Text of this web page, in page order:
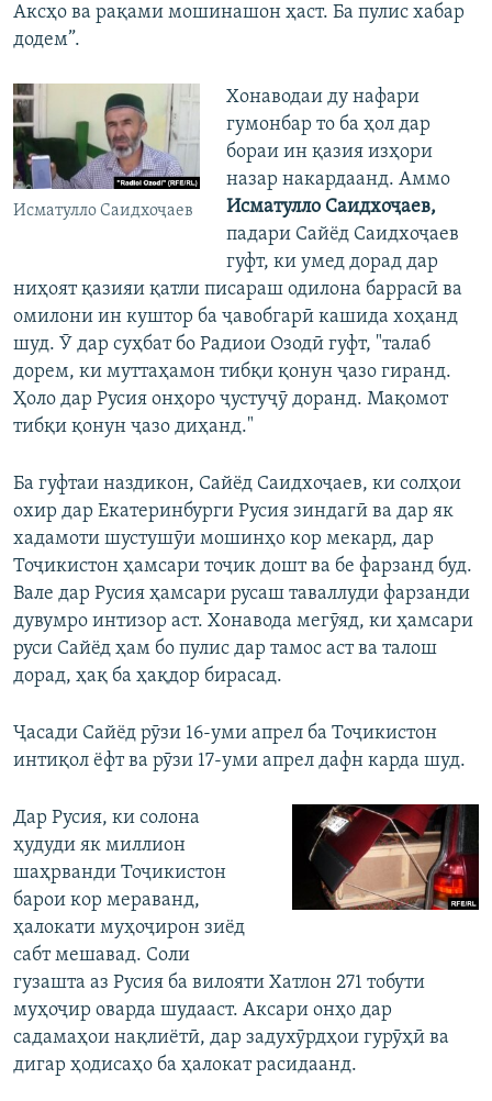
Аксҳо ва рақами мошинашон ҳаст. Ба пулис хабар
додем”.
Исматулло Саидхоҷаев
Хонаводаи ду нафари
гумонбар то ба ҳол дар
бораи ин қазия изҳори
назар накардаанд. Аммо
Исматулло Саидхоҷаев,
падари Сайёд Саидхоҷаев
гуфт, ки умед дорад дар
ниҳоят қазияи қатли писараш одилона баррасӣ ва
омилони ин куштор ба ҷавобгарӣ кашида хоҳанд
шуд. Ӯ дар суҳбат бо Радиои Озодӣ гуфт, "талаб
дорем, ки муттаҳамон тибқи қонун ҷазо гиранд.
Ҳоло дар Русия онҳоро ҷустуҷӯ доранд. Мақомот
тибқи қонун ҷазо диҳанд."
​Ба гуфтаи наздикон, Сайёд Саидхоҷаев, ки солҳои
охир дар Екатеринбурги Русия зиндагӣ ва дар як
хадамоти шустушӯи мошинҳо кор мекард, дар
Тоҷикистон ҳамсари тоҷик дошт ва бе фарзанд буд.
Вале дар Русия ҳамсари русаш таваллуди фарзанди
дувумро интизор аст. Хонавода мегӯяд, ки ҳамсари
руси Сайёд ҳам бо пулис дар тамос аст ва талош
дорад, ҳақ ба ҳақдор бирасад.
Ҷасади Сайёд рӯзи 16-уми апрел ба Тоҷикистон
интиқол ёфт ва рӯзи 17-уми апрел дафн карда шуд.
Дар Русия, ки солона
ҳудуди як миллион
шаҳрванди Тоҷикистон
барои кор мераванд,
ҳалокати муҳоҷирон зиёд
сабт мешавад. Соли
гузашта аз Русия ба вилояти Хатлон 271 тобути
муҳоҷир оварда шудааст. Аксари онҳо дар
садамаҳои нақлиётӣ, дар задухӯрдҳои гурӯҳӣ ва
дигар ҳодисаҳо ба ҳалокат расидаанд.